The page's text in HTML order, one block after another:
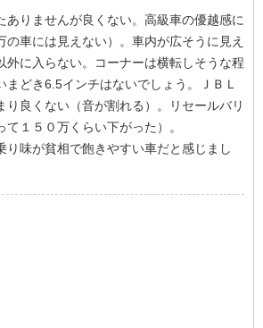
ありませんが良くない。高級車の優越感に
の車には見えない）。車内が広そうに見え
外に入らない。コーナーは横転しそうな程
まどき6.5インチはないでしょう。ＪＢＬ
り良くない（音が割れる）。リセールバリ
て１５０万くらい下がった）。
り味が貧相で飽きやすい車だと感じまし